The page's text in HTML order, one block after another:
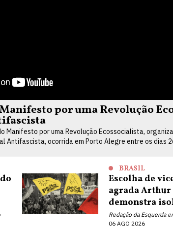
por uma Revolução
Manifesto por uma Revolução Ecossocialista,
Antifascista, ocorrida em Porto Alegre entre os dias
BRASIL
Escolha de
agrada Arthur
demonstra
Redação da Esquerda
06 AGO 2026